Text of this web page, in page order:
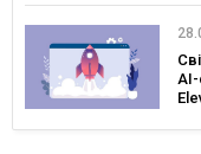
з
AI-